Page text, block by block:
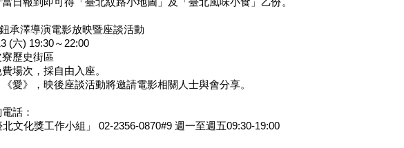
承澤導演電影放映暨座談活動
(六) 19:30～22:00
歷史街區
場次，採自由入座。
愛》，映後座談活動將邀請電影相關人士與會分享。
話：
北文化獎工作小組」 02-2356-0870#9 週一至週五09:30-19:00